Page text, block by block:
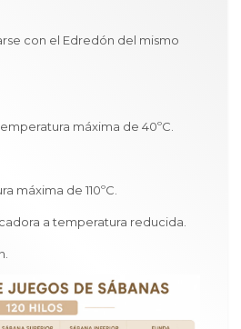
con el Edredón del mismo
máxima de 40ºC.
máxima de 110ºC.
a temperatura reducida.